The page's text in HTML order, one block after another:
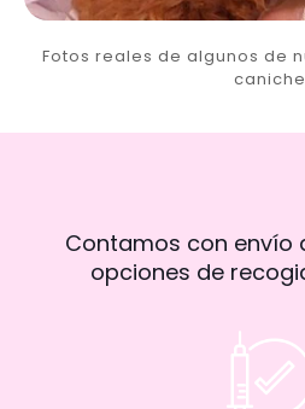
Fotos reales de algunos de
caniche
Contamos con envío
opciones de